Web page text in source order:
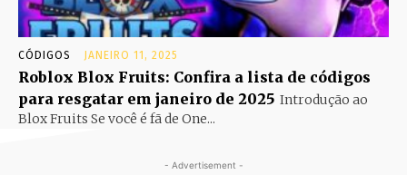
CÓDIGOS JANEIRO 11, 2025
Roblox Blox Fruits: Confira a lista de códigos
para resgatar em janeiro de 2025 Introdução ao
Blox Fruits Se você é fã de One...
- Advertisement -